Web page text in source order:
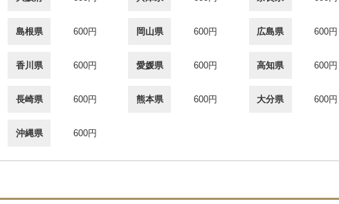
島根県 600円 岡山県 600円 広島県 600円
香川県 600円 愛媛県 600円 高知県 600円
長崎県 600円 熊本県 600円 大分県 600円
沖縄県 600円